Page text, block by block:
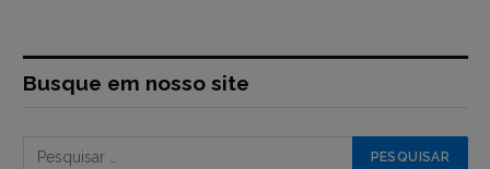
Busque em nosso site